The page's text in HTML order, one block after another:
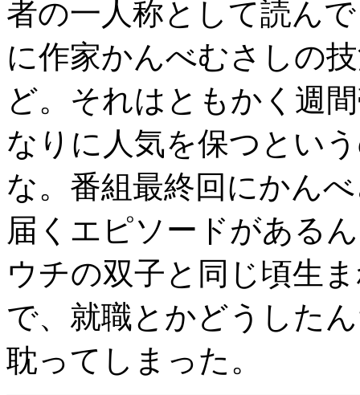
者の一人称として読ん
に作家かんべむさしの
ど。それはともかく週
なりに人気を保つとい
な。番組最終回にかん
届くエピソードがある
ウチの双子と同じ頃生
で、就職とかどうした
耽ってしまった。